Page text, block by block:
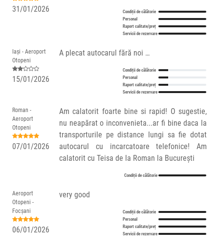
31/01/2026
Condiții de călătorie
Personal
Raport calitate/preț
Servicii de rezervare
Iași - Aeroport
Otopeni
15/01/2026
A plecat autocarul fără noi …
Condiții de călătorie
Personal
Raport calitate/preț
Servicii de rezervare
Roman -
Aeroport
Otopeni
07/01/2026
Am calatorit foarte bine si rapid! O sugestie,
nu neapărat o inconvenieta...ar fi bine daca la
transporturile pe distance lungi sa fie dotat
autocarul cu incarcatoare telefonice! Am
calatorit cu Teisa de la Roman la București
Condiții de călătorie
Aeroport
Otopeni -
Focșani
06/01/2026
very good
Condiții de călătorie
Personal
Raport calitate/preț
Servicii de rezervare